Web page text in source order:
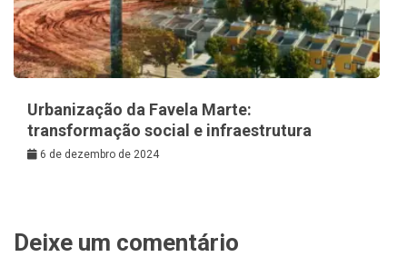
Urbanização da Favela Marte:
transformação social e infraestrutura
6 de dezembro de 2024
Deixe um comentário